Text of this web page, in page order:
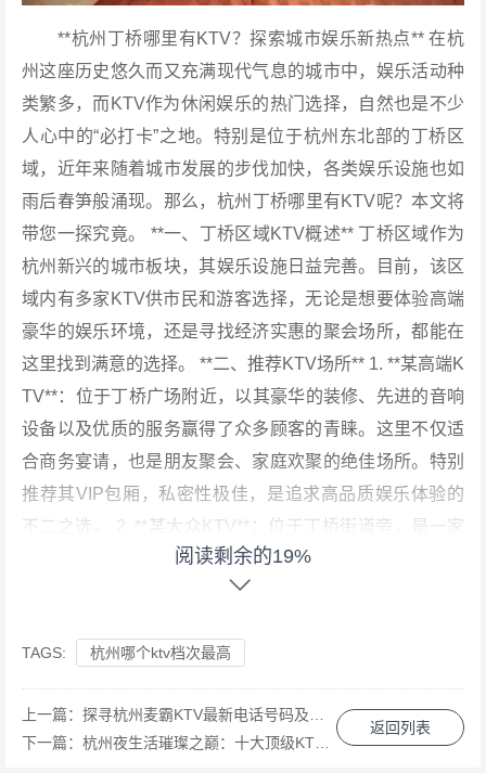
**杭州丁桥哪里有KTV？探索城市娱乐新热点** 在杭
州这座历史悠久而又充满现代气息的城市中，娱乐活动种
类繁多，而KTV作为休闲娱乐的热门选择，自然也是不少
人心中的“必打卡”之地。特别是位于杭州东北部的丁桥区
域，近年来随着城市发展的步伐加快，各类娱乐设施也如
雨后春笋般涌现。那么，杭州丁桥哪里有KTV呢？本文将
带您一探究竟。 **一、丁桥区域KTV概述** 丁桥区域作为
杭州新兴的城市板块，其娱乐设施日益完善。目前，该区
域内有多家KTV供市民和游客选择，无论是想要体验高端
豪华的娱乐环境，还是寻找经济实惠的聚会场所，都能在
这里找到满意的选择。 **二、推荐KTV场所** 1. **某高端K
TV**：位于丁桥广场附近，以其豪华的装修、先进的音响
设备以及优质的服务赢得了众多顾客的青睐。这里不仅适
合商务宴请，也是朋友聚会、家庭欢聚的绝佳场所。特别
推荐其VIP包厢，私密性极佳，是追求高品质娱乐体验的
不二之选。 2. **某大众KTV**：位于丁桥街道旁，是一家
性价比较高的KTV场所。其价格亲民，同时提供丰富的歌
曲库和舒适的唱歌环境。无论是学生群体还是上班族，都
在丁桥区域的一家特色KTV，以独特的主题设计吸引顾
客。无论是复古风、科幻风还是动漫主题，这里都能满足
您的需求。此外，其贴心的服务和丰富的小吃也是一大亮
点。 **三、案例分析：某高端KTV的成功秘诀** 以某高端
阅读剩余的19%
TAGS: 杭州哪个ktv档次最高
返回列表
上一篇： 探寻杭州麦霸KTV最新电话号码及预订攻略
下一篇： 杭州夜生活璀璨之巅：十大顶级KTV夜场盛宴